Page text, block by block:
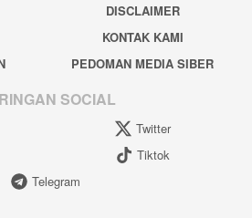
DISCLAIMER
KONTAK KAMI
PEDOMAN MEDIA SIBER
SOCIAL
Twitter
Tiktok
Telegram